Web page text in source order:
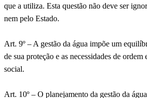
que a utiliza. Esta questão não deve ser
nem pelo Estado.
Art. 9º – A gestão da água impõe um
de sua proteção e as necessidades de
social.
Art. 10º – O planejamento da gestão da